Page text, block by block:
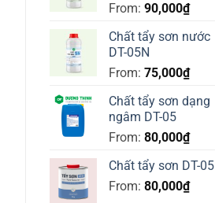
From: 90,000₫
Chất tẩy sơn nước
DT-05N
From: 75,000₫
Chất tẩy sơn dạng
ngâm DT-05
From: 80,000₫
Chất tẩy sơn DT-05
From: 80,000₫